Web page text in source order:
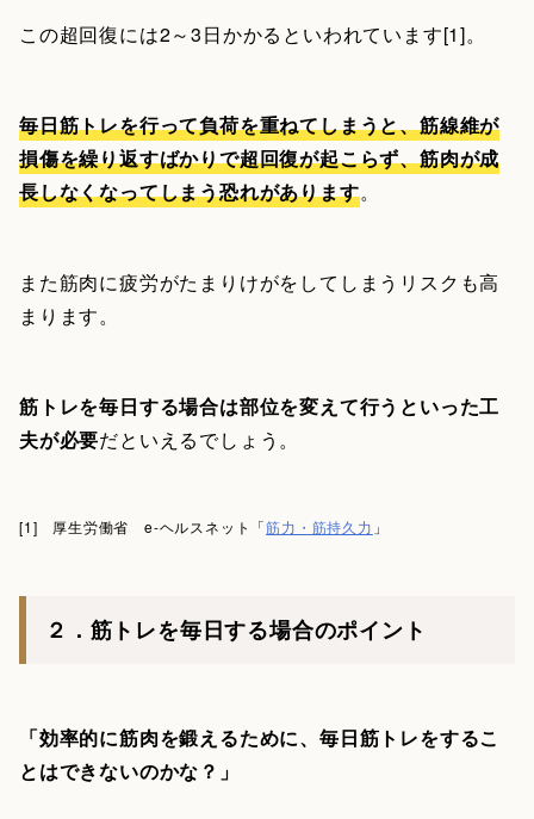
この超回復には2～3日かかるといわれています[1]。
毎日筋トレを行って負荷を重ねてしまうと、筋線維が
損傷を繰り返すばかりで超回復が起こらず、筋肉が成
長しなくなってしまう恐れがあります。
また筋肉に疲労がたまりけがをしてしまうリスクも高
まります。
筋トレを毎日する場合は部位を変えて行うといった工
夫が必要だといえるでしょう。
[1] 厚生労働省 e-ヘルスネット「筋力・筋持久力 」
２．筋トレを毎日する場合のポイント
「効率的に筋肉を鍛えるために、毎日筋トレをするこ
とはできないのかな？」